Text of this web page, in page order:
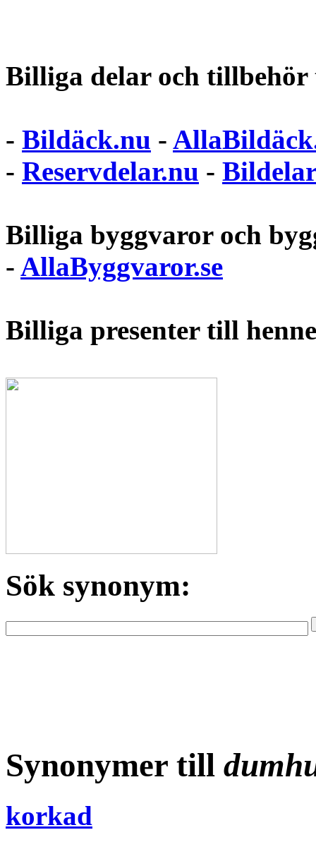
Billiga delar och
- Bildäck.nu -
- Reservdelar.nu - Bildelar
Billiga byggvaror och
- AllaByggvaror.se
Billiga presenter till
Sök synonym:
Synonymer till
korkad